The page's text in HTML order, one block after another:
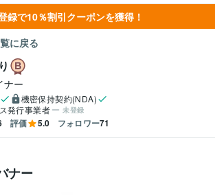
録で10％割引クーポンを獲得！
に戻る
ナー
機密保持契約(NDA)
発行事業者
未登録
評価 5.0 フォロワー71
ナー